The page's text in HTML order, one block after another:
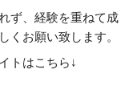
ず、経験を重ねて成
くお願い致します。
トはこちら↓